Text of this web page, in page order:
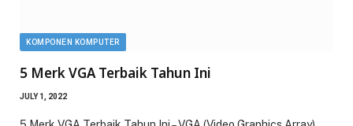
KOMPONEN KOMPUTER
5 Merk VGA Terbaik Tahun Ini
JULY 1, 2022